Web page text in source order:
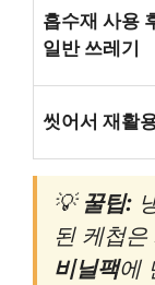
흡수재 사용
일반 쓰레기
씻어서 재활
💡 꿀팁:
된 케첩
비닐팩에